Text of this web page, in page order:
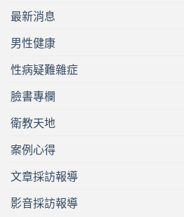
最新消息
男性健康
性病疑難雜症
臉書專欄
衛教天地
案例心得
文章採訪報導
影音採訪報導